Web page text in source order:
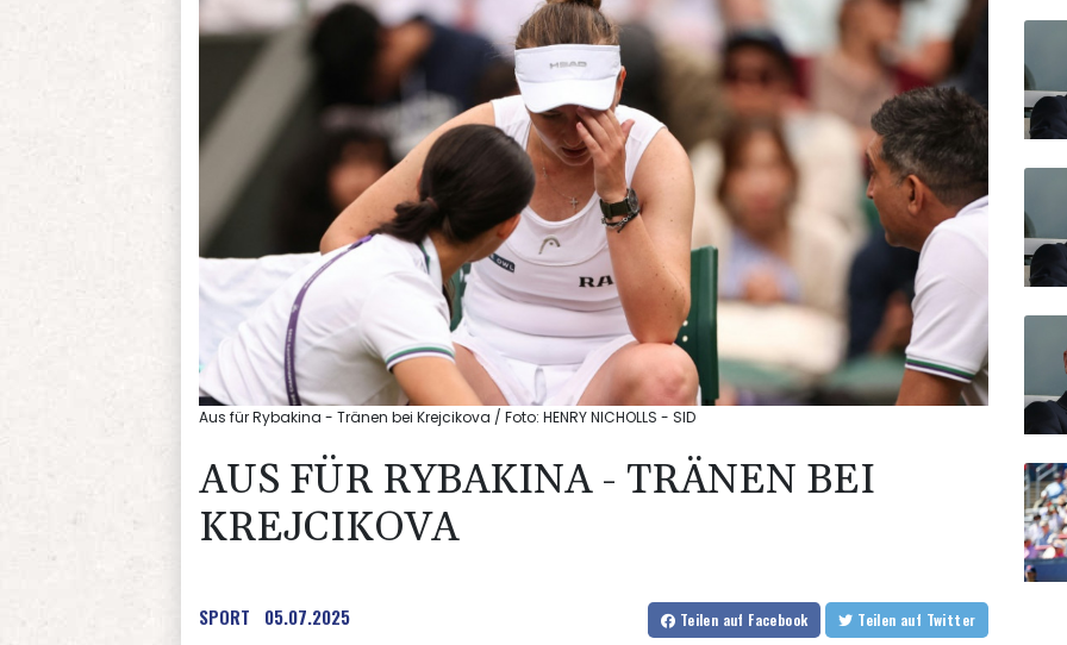
Aus für Rybakina - Tränen bei Krejcikova / Foto: HENRY NICHOLLS - SID
AUS FÜR RYBAKINA - TRÄNEN BEI
KREJCIKOVA
SPORT 05.07.2025 Teilen auf Facebook Teilen auf Twitter